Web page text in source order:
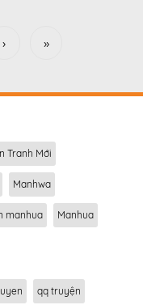
› »
Tranh Mới
Manhwa
manhua Manhua
qq truyện